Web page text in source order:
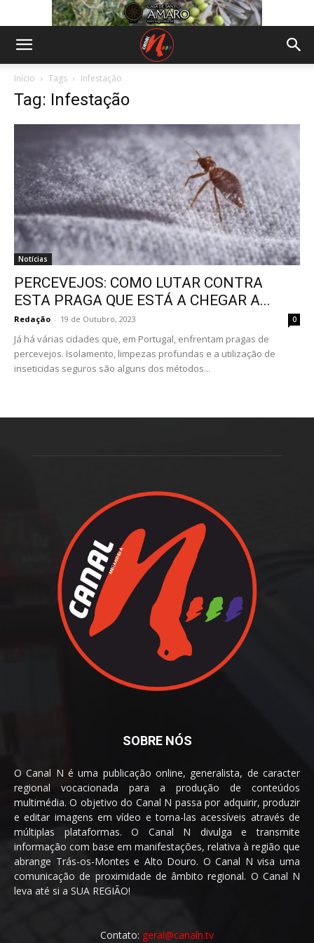
Início Tags Infestação
Tag: Infestação
Notícias
PERCEVEJOS: COMO LUTAR CONTRA
ESTA PRAGA QUE ESTÁ A CHEGAR A...
Redação - 19 de Outubro, 2023 0
Já há várias cidades que, em Portugal, enfrentam pragas de
percevejos. Isolamento, limpezas profundas e a utilização de
inseticidas seguros são alguns dos métodos...
SOBRE NÓS
O Canal N é uma publicação online, generalista, de caracter
regional vocacionada para a produção de conteúdos
multimédia. O objetivo do Canal N passa por adquirir, produzir
e editar imagens em vídeo e torna-las acessíveis através de
múltiplas plataformas. O Canal N divulga e transmite
informação com base em manifestações, relativa à região que
abrange Trás-os-Montes e Alto Douro. O Canal N visa uma
comunicação de proximidade de âmbito regional. O Canal N
leva até si a SUA REGIÃO!
Contato: geral@canaln.tv